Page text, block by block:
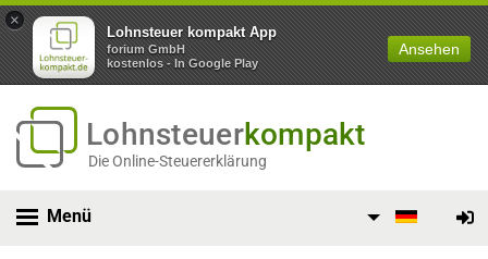
×
Lohnsteuer kompakt App
forium GmbH
kostenlos - In Google Play
Ansehen
Lohnsteuerkompakt
Die Online-Steuererklärung
Menü